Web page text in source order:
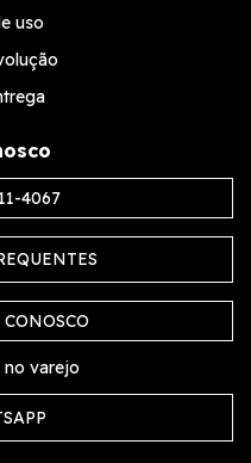
uso
4067
no varejo